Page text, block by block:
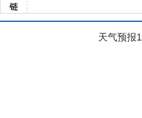
链
天气预报